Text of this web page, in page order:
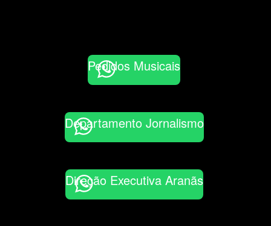
Pedidos Musicais
Departamento Jornalismo
Direção Executiva Aranãs